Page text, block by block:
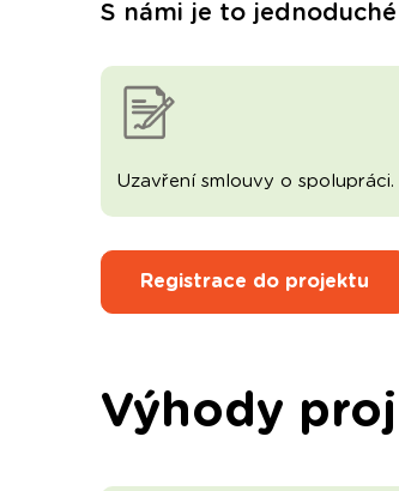
S námi je to jednoduché
Uzavření smlouvy o spolupráci.
Registrace do projektu
Výhody